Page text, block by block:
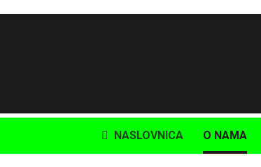
Imate pitanja, želite ponudu?
NASLOVNICA O NAMA